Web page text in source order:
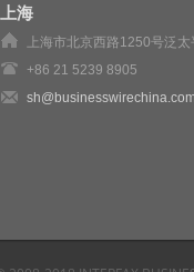
上海
上海市北京西路1250号泛
+86 21 5239 8905
sh@businesswirechina.com